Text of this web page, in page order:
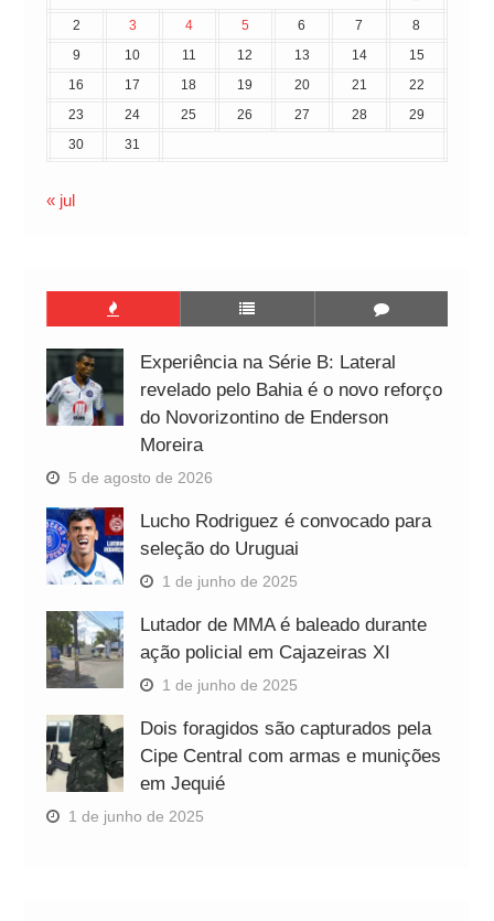
2
3 4 5 6 7
8
9
10 11 12 13 14
15
16
17 18 19 20 21
22
23
24 25 26 27 28
29
30
31
« jul
Experiência na Série B: Lateral
revelado pelo Bahia é o novo reforço
do Novorizontino de Enderson
Moreira
5 de agosto de 2026
Lucho Rodriguez é convocado para
seleção do Uruguai
1 de junho de 2025
Lutador de MMA é baleado durante
ação policial em Cajazeiras XI
1 de junho de 2025
Dois foragidos são capturados pela
Cipe Central com armas e munições
em Jequié
1 de junho de 2025